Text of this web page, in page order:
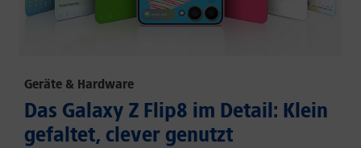
Geräte & Hardware
Das Galaxy Z Flip8 im Detail: Klein
gefaltet, clever genutzt